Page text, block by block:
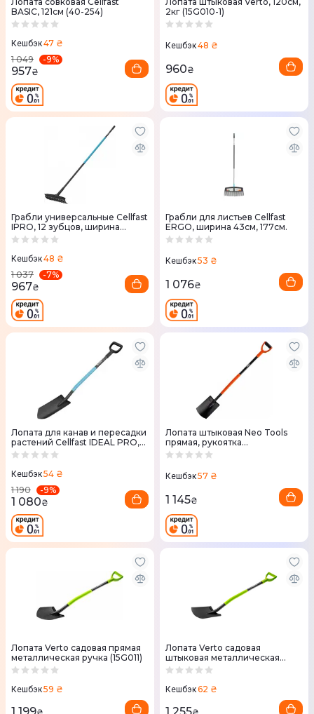
BASIC, 121см (40-254)
Кешбэк47 ₴
1 049
-9%
957₴
2кг (15G010-1)
Кешбэк48 ₴
960₴
Грабли универсальные Cellfast
IPRO, 12 зубцов, ширина
41.2см, 168см, 0.8кг (40-211)
Кешбэк48 ₴
1 037
-7%
967₴
Грабли для листьев Cellfast
ERGO, ширина 43см, 177см.
Кешбэк53 ₴
1 076₴
Лопата для канав и пересадки
растений Cellfast IDEAL PRO,
129см, 1.9кг (40-215)
Кешбэк54 ₴
1 190
-9%
1 080₴
Лопата штыковая Neo Tools
прямая, рукоятка
металлическая D-образная,
Кешбэк57 ₴
1 145₴
Лопата Verto садовая прямая
металлическая ручка (15G011)
Кешбэк59 ₴
Лопата Verto садовая
штыковая металлическая
ручка (15G010)
Кешбэк62 ₴